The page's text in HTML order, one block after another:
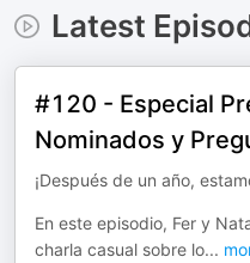
Latest
#120 - Especial
Nominados y
¡Después de un año,
En este episodio, Fer y
charla casual sobre lo...